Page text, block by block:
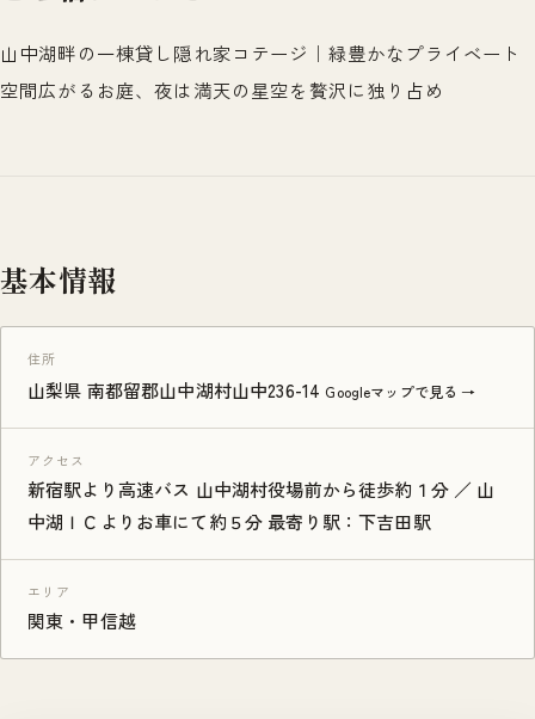
山中湖畔の一棟貸し隠れ家コテージ｜緑豊かなプライベート
空間広がるお庭、夜は満天の星空を贅沢に独り占め
基本情報
住所
山梨県 南都留郡山中湖村山中236-14 Googleマップで見る →
アクセス
新宿駅より高速バス 山中湖村役場前から徒歩約１分 ／ 山
中湖ＩＣよりお車にて約５分 最寄り駅：下吉田駅
エリア
関東・甲信越